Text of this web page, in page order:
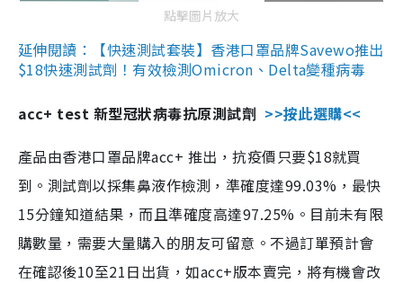
點擊圖片放大
延伸閱讀：【快速測試套裝】香港口罩品牌Savewo推出
$18快速測試劑！有效檢測Omicron、Delta變種病毒
acc+ test 新型冠狀病毒抗原測試劑 >>按此選購<<
產品由香港口罩品牌acc+ 推出，抗疫價只要$18就買
到。測試劑以採集鼻液作檢測，準確度達99.03%，最快
15分鐘知道結果，而且準確度高達97.25%。目前未有限
購數量，需要大量購入的朋友可留意。不過訂單預計會
在確認後10至21日出貨，如acc+版本賣完，將有機會改